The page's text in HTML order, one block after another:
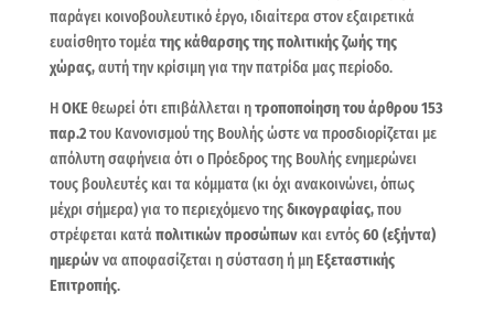
παράγει κοινοβουλευτικό έργο, ιδιαίτερα στον εξαιρετικά
ευαίσθητο τομέα της κάθαρσης της πολιτικής ζωής της
χώρας, αυτή την κρίσιμη για την πατρίδα μας περίοδο.
ΗΟΚΕθεωρεί ότι επιβάλλεται ητροποποίηση του άρθρου 153
παρ.2του Κανονισμού της Βουλής ώστε να προσδιορίζεται με
απόλυτη σαφήνεια ότι ο Πρόεδρος της Βουλής ενημερώνει
τους βουλευτές και τα κόμματα (κι όχι ανακοινώνει, όπως
μέχρι σήμερα) για το περιεχόμενο τηςδικογραφίας, που
στρέφεται κατά πολιτικών προσώπωνκαι εντός60 (εξήντα)
ημερώννα αποφασίζεται η σύσταση ή μηΕξεταστικής
Επιτροπής.